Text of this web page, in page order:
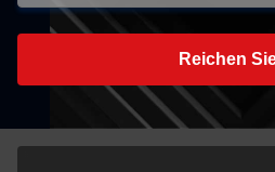
Reichen